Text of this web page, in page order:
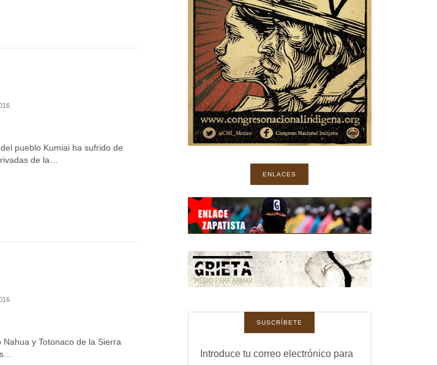
pueblo Kumiai ha sufrido de
de la…
y Totonaco de la Sierra
ENLACES
SUSCRÍBETE
Introduce tu correo electrónico para